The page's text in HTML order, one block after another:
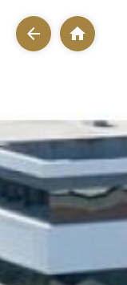
arrow_back home